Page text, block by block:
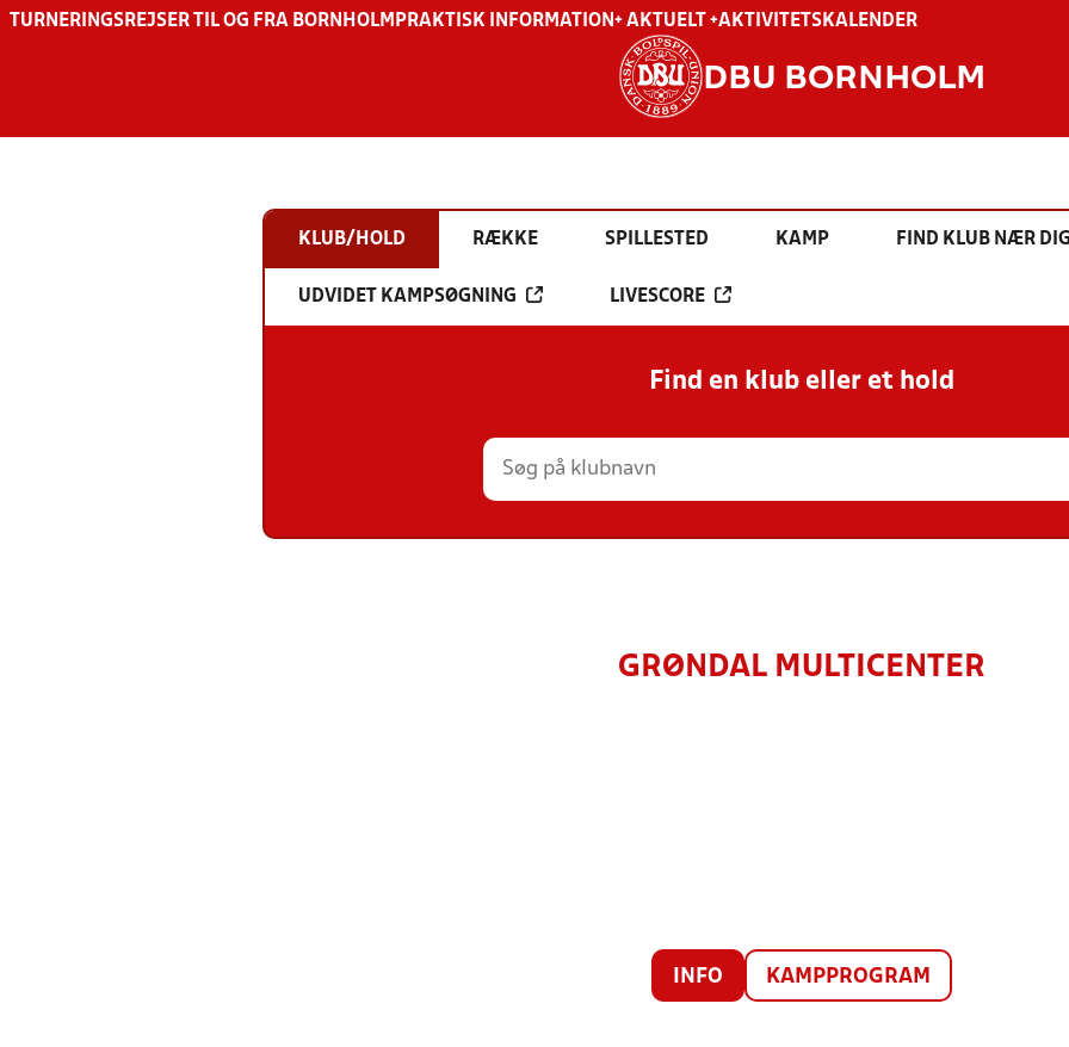
TURNERINGSREJSER TIL OG FRA BORNHOLM PRAKTISK INFORMATION + AKTUELT +AKTIVITETSKALENDER
DBU BORNHOLM
KLUB/HOLD RÆKKE SPILLESTED KAMP FIND KLUB NÆR
UDVIDET KAMPSØGNING LIVESCORE
Find en klub eller et hold
GRØNDAL MULTICENTER
INFO KAMPPROGRAM